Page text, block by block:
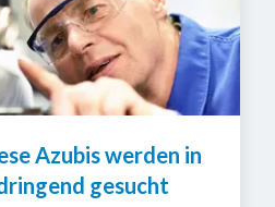
Azubis werden in
gesucht